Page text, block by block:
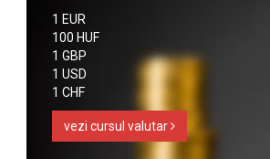
1 EUR
100 HUF
1 GBP
1 USD
1 CHF
vezi cursul valutar